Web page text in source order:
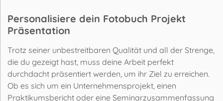
Personalisiere dein Fotobuch Projekt
Präsentation
Trotz seiner unbestreitbaren Qualität und all der Strenge,
die du gezeigt hast, muss deine Arbeit perfekt
durchdacht präsentiert werden, um ihr Ziel zu erreichen.
Ob es sich um ein Unternehmensprojekt, einen
Praktikumsbericht oder eine Seminarzusammenfassung